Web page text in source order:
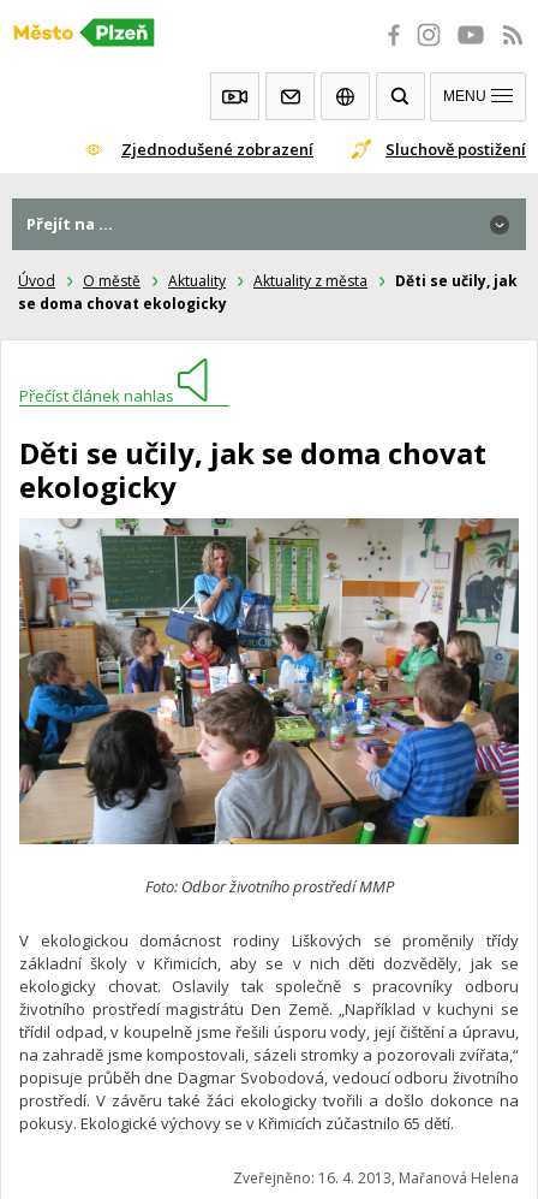
Přeskočit
Zjednodušené zobrazení Sluchově postižení
MENU
Úvod O městě Aktuality Aktuality z města
Děti se učily, jak
se doma chovat ekologicky
Přečíst článek nahlas
Děti se učily, jak se doma chovat
ekologicky
Foto: Odbor životního prostředí MMP
V ekologickou domácnost rodiny Liškových se proměnily třídy
základní školy v Křimicích, aby se v nich děti dozvěděly, jak se
ekologicky chovat. Oslavily tak společně s pracovníky odboru
životního prostředí magistrátu Den Země. „Například v kuchyni se
třídil odpad, v koupelně jsme řešili úsporu vody, její čištění a úpravu,
na zahradě jsme kompostovali, sázeli stromky a pozorovali zvířata,“
popisuje průběh dne Dagmar Svobodová, vedoucí odboru životního
prostředí. V závěru také žáci ekologicky tvořili a došlo dokonce na
pokusy. Ekologické výchovy se v Křimicích zúčastnilo 65 dětí.
Zveřejněno: 16. 4. 2013, Mařanová Helena
Přejít na ...